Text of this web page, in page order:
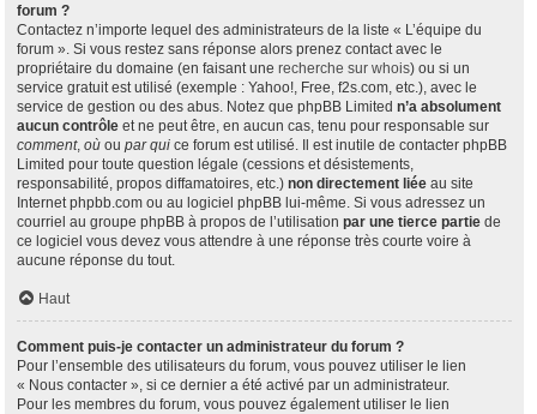
forum ?
Contactez n’importe lequel des administrateurs de la liste « L’équipe du
forum ». Si vous restez sans réponse alors prenez contact avec le
propriétaire du domaine (en faisant une recherche sur whois) ou si un
service gratuit est utilisé (exemple : Yahoo!, Free, f2s.com, etc.), avec le
service de gestion ou des abus. Notez que phpBB Limited n’a absolument
aucun contrôle et ne peut être, en aucun cas, tenu pour responsable sur
comment, où ou par qui ce forum est utilisé. Il est inutile de contacter phpBB
Limited pour toute question légale (cessions et désistements,
responsabilité, propos diffamatoires, etc.) non directement liée au site
Internet phpbb.com ou au logiciel phpBB lui-même. Si vous adressez un
courriel au groupe phpBB à propos de l’utilisation par une tierce partie de
ce logiciel vous devez vous attendre à une réponse très courte voire à
aucune réponse du tout.
Haut
Comment puis-je contacter un administrateur du forum ?
Pour l’ensemble des utilisateurs du forum, vous pouvez utiliser le lien
« Nous contacter », si ce dernier a été activé par un administrateur.
Pour les membres du forum, vous pouvez également utiliser le lien